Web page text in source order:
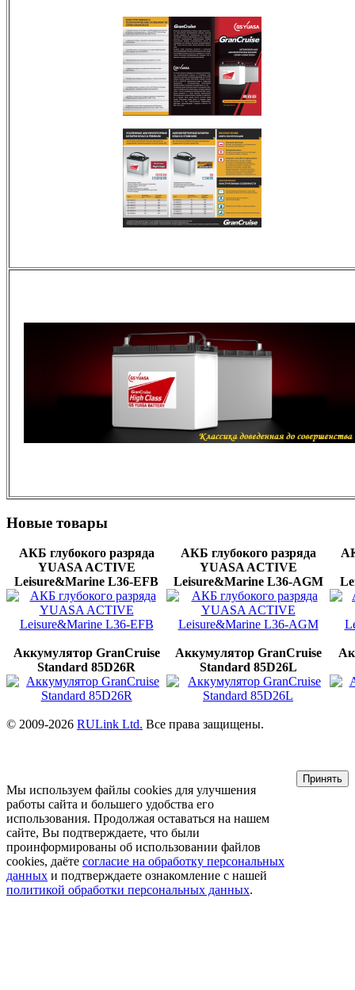
Новые товары
АКБ глубокого разряда
YUASA ACTIVE
Leisure&Marine L36-EFB
АКБ глубокого разряда
YUASA ACTIVE
Leisure&Marine L36-AGМ
Аккумулятор GranCruise
Standard 85D26R
Аккумулятор GranCruise
Standard 85D26L
© 2009-2026 RULink Ltd. Все права защищены.
Мы используем файлы cookies для улучшения
работы сайта и большего удобства его
использования. Продолжая оставаться на нашем
сайте, Вы подтверждаете, что были
проинформированы об использовании файлов
cookies, даёте согласие на обработку персональных
данных и подтверждаете ознакомление с нашей
политикой обработки персональных данных.
Принять